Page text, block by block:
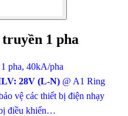
1 pha
pha, 40kA/pha
28V (L-N) @ A1 Ring
vệ các thiết bị điện nhạy
điều khiển…